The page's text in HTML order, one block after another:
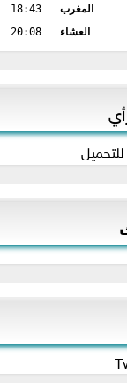
المغرب
18:43
العشاء
20:08